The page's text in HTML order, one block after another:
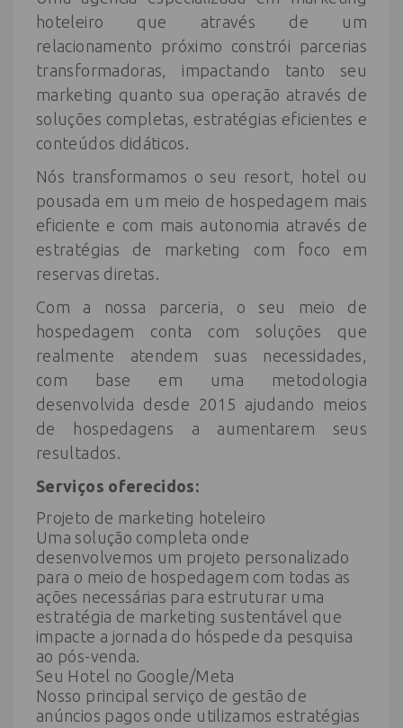
hoteleiro que através de um
relacionamento próximo constrói parcerias
transformadoras, impactando tanto seu
marketing quanto sua operação através de
soluções completas, estratégias eficientes e
conteúdos didáticos.
Nós transformamos o seu resort, hotel ou
pousada em um meio de hospedagem mais
eficiente e com mais autonomia através de
estratégias de marketing com foco em
reservas diretas.
Com a nossa parceria, o seu meio de
hospedagem conta com soluções que
realmente atendem suas necessidades,
com base em uma metodologia
desenvolvida desde 2015 ajudando meios
de hospedagens a aumentarem seus
resultados.
Serviços oferecidos:
Projeto de marketing hoteleiro
Uma solução completa onde
desenvolvemos um projeto personalizado
para o meio de hospedagem com todas as
ações necessárias para estruturar uma
estratégia de marketing sustentável que
impacte a jornada do hóspede da pesquisa
ao pós-venda.
Seu Hotel no Google/Meta
Nosso principal serviço de gestão de
anúncios pagos onde utilizamos estratégias